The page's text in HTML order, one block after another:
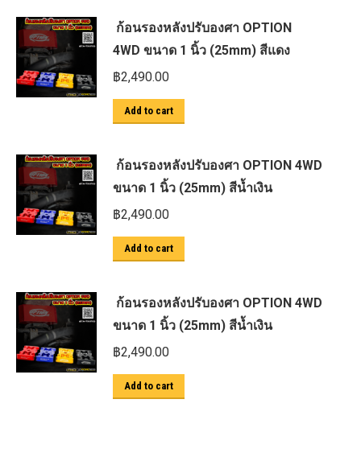
ก้อนรองหลังปรับองศา OPTION
4WD ขนาด 1 นิ้ว (25mm) สีแดง
฿2,490.00
Add to cart
ก้อนรองหลังปรับองศา OPTION 4WD
ขนาด 1 นิ้ว (25mm) สีน้ำเงิน
฿2,490.00
Add to cart
ก้อนรองหลังปรับองศา OPTION 4WD
ขนาด 1 นิ้ว (25mm) สีน้ำเงิน
฿2,490.00
Add to cart